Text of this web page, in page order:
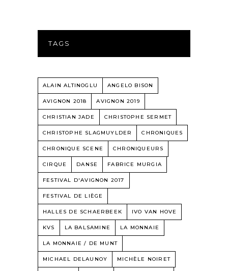
TAGS
ALAIN ALTINOGLU ANGELO BISON
AVIGNON 2018 AVIGNON 2019
CHRISTIAN JADE CHRISTOPHE SERMET
CHRISTOPHE SLAGMUYLDER CHRONIQUES
CHRONIQUE SCENE CHRONIQUEURS
CIRQUE DANSE FABRICE MURGIA
FESTIVAL D'AVIGNON 2017
FESTIVAL DE LIÈGE
HALLES DE SCHAERBEEK IVO VAN HOVE
KVS LA BALSAMINE LA MONNAIE
LA MONNAIE / DE MUNT
MICHAEL DELAUNOY MICHÈLE NOIRET